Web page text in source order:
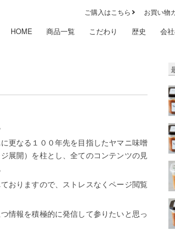
ご購入はこちら お買い物
HOME 商品一覧 こだわり 歴史 会
更なる１００年先を目指したヤマニ味噌
展開）を柱とし、全てのコンテンツの見
おりますので、ストレスなくページ閲覧
情報を積極的に発信して参りたいと思っ